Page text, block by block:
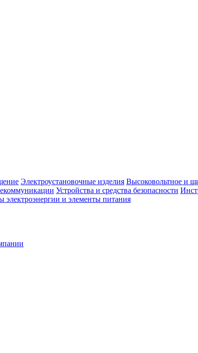
Электроустановочные изделия Высоковольтное и
Устройства и средства безопасности
электроэнергии и элементы питания